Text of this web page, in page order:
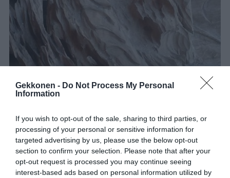
Gekkonen - Do Not Process My Personal
Information
If you wish to opt-out of the sale, sharing to third parties, or
processing of your personal or sensitive information for
targeted advertising by us, please use the below opt-out
section to confirm your selection. Please note that after your
opt-out request is processed you may continue seeing
interest-based ads based on personal information utilized by